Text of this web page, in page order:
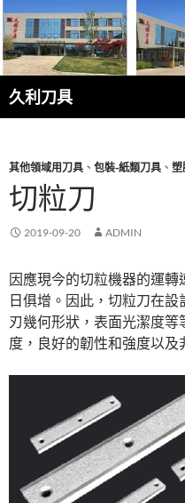
跳
至
主
要
內
容
久利刀具
搜
尋
其他領域用刀具 、 包裝-紙類刀具 、 塑
切粒刀
2019-09-20 ADMIN
因應現今的切粒機器的運
日俱增。因此，切粒刀在
刃幾何形狀，表面光潔度
度，良好的韌性和強度以及